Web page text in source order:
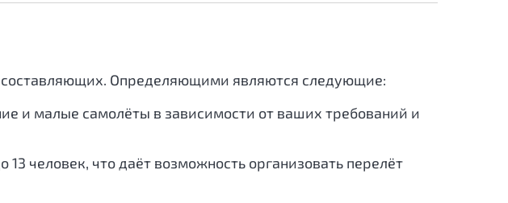
составляющих. Определяющими являются следующие:
и малые самолёты в зависимости от ваших требований и
человек, что даёт возможность организовать перелёт